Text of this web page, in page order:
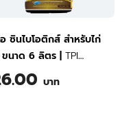
ซินไบโอติกส์ สำหรับไก่
ขนาด 6 ลิตร
TPI
for Chicken and
6 Literบาท